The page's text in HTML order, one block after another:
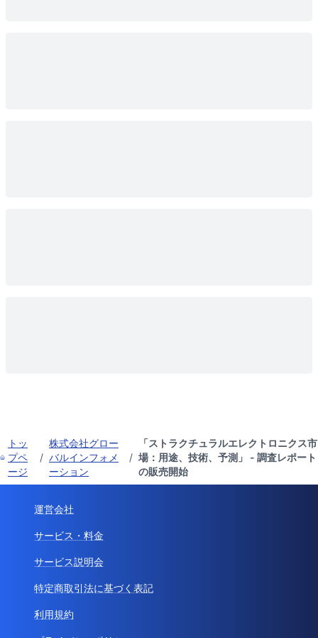
トッ
プペ
ージ
/
株式会社グロー
バルインフォメ
ーション
/
「ストラクチュラルエレクトロニクス市
場：用途、技術、予測」 - 調査レポート
の販売開始
運営会社
サービス・料金
サービス説明会
特定商取引法に基づく表記
利用規約